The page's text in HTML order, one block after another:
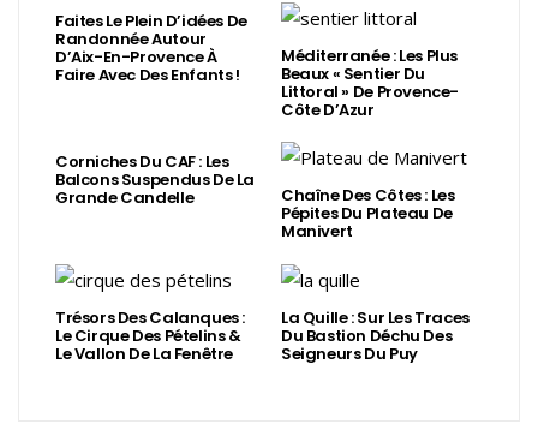
Faites Le Plein D’idées De
Randonnée Autour
D’Aix-En-Provence À
Faire Avec Des Enfants !
Méditerranée : Les Plus
Beaux « Sentier Du
Littoral » De Provence-
Côte D’Azur
Corniches Du CAF : Les
Balcons Suspendus De La
Grande Candelle Chaîne Des Côtes : Les
Pépites Du Plateau De
Manivert
Trésors Des Calanques :
Le Cirque Des Pételins &
Le Vallon De La Fenêtre
La Quille : Sur Les Traces
Du Bastion Déchu Des
Seigneurs Du Puy